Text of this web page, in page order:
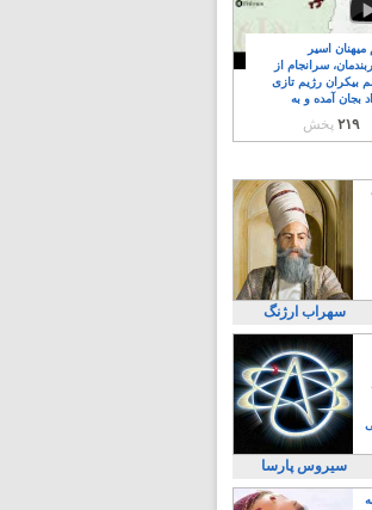
میهنان اسیر
سرانجام از
بیکران رژیم تازی
بجان آمده و به
۲۱۹ پخش
سهراب ارژنگ
سیروس پارسا